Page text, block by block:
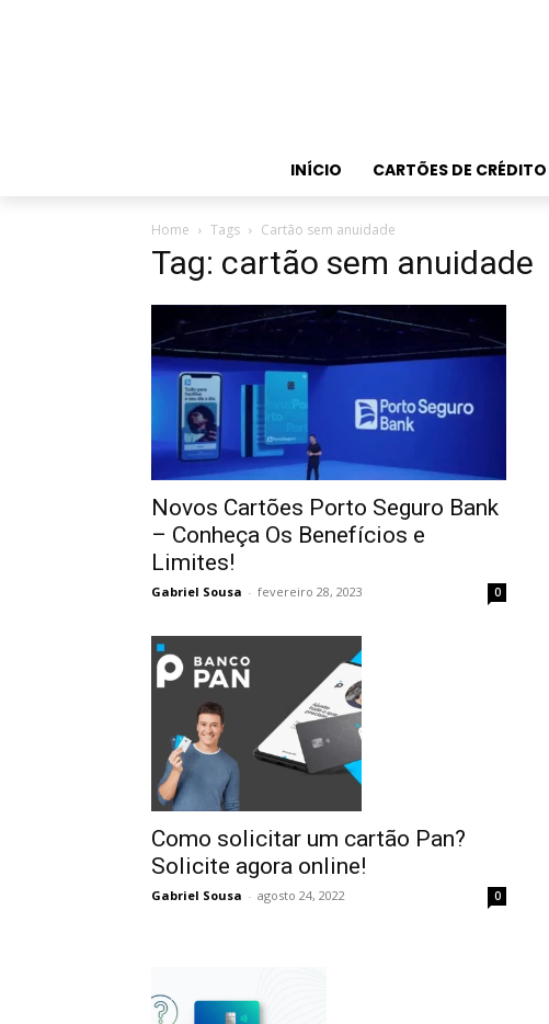
INÍCIO CARTÕES DE CRÉDITO
Home Tags Cartão sem anuidade
Tag: cartão sem anuidade
Novos Cartões Porto Seguro Bank
– Conheça Os Benefícios e
Limites!
Gabriel Sousa - fevereiro 28, 2023 0
Como solicitar um cartão Pan?
Solicite agora online!
Gabriel Sousa - agosto 24, 2022 0